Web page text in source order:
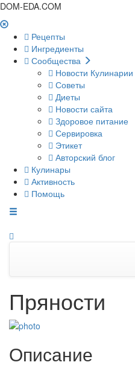
DOM-EDA.COM
Рецепты
Ингредиенты
Сообщества
Новости Кулинарии
Советы
Диеты
Новости сайта
Здоровое питание
Сервировка
Этикет
Авторский блог
Кулинары
Активность
Помощь
Пряности
Описание